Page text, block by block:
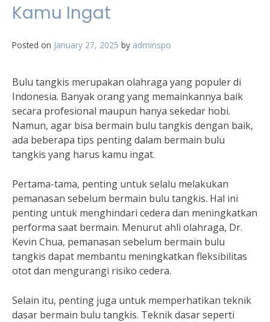
Kamu Ingat
Posted on January 27, 2025 by adminspo
Bulu tangkis merupakan olahraga yang populer di
Indonesia. Banyak orang yang memainkannya baik
secara profesional maupun hanya sekedar hobi.
Namun, agar bisa bermain bulu tangkis dengan baik,
ada beberapa tips penting dalam bermain bulu
tangkis yang harus kamu ingat.
Pertama-tama, penting untuk selalu melakukan
pemanasan sebelum bermain bulu tangkis. Hal ini
penting untuk menghindari cedera dan meningkatkan
performa saat bermain. Menurut ahli olahraga, Dr.
Kevin Chua, pemanasan sebelum bermain bulu
tangkis dapat membantu meningkatkan fleksibilitas
otot dan mengurangi risiko cedera.
Selain itu, penting juga untuk memperhatikan teknik
dasar bermain bulu tangkis. Teknik dasar seperti